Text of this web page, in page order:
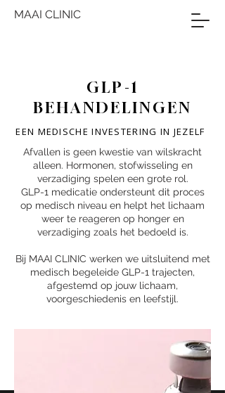
MAAI CLINIC
GLP-1
BEHANDELINGEN
EEN MEDISCHE INVESTERING IN JEZELF
Afvallen is geen kwestie van wilskracht
alleen. Hormonen, stofwisseling en
verzadiging spelen een grote rol.
GLP-1 medicatie ondersteunt dit proces
op medisch niveau en helpt het lichaam
weer te reageren op honger en
verzadiging zoals het bedoeld is.
Bij MAAI CLINIC werken we uitsluitend met
medisch begeleide GLP-1 trajecten,
afgestemd op jouw lichaam,
voorgeschiedenis en leefstijl.